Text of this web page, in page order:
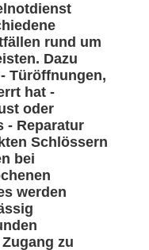
rund um
Dazu
Türöffnungen,
hat -
oder
- Reparatur
Schlössern
bei
werden
zu